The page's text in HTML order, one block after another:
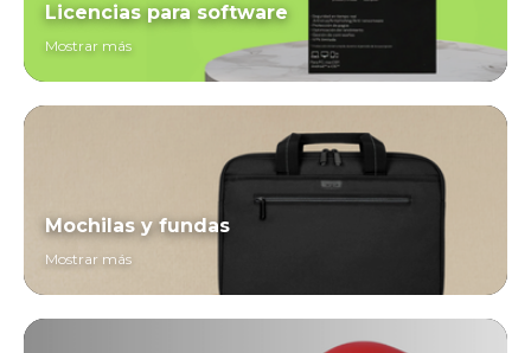
Licencias para software
Mostrar más
Mochilas y fundas
Mostrar más